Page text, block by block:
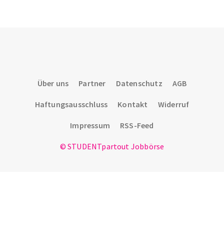
Über uns Partner Datenschutz AGB
Haftungsausschluss Kontakt Widerruf
Impressum RSS-Feed
© STUDENTpartout Jobbörse